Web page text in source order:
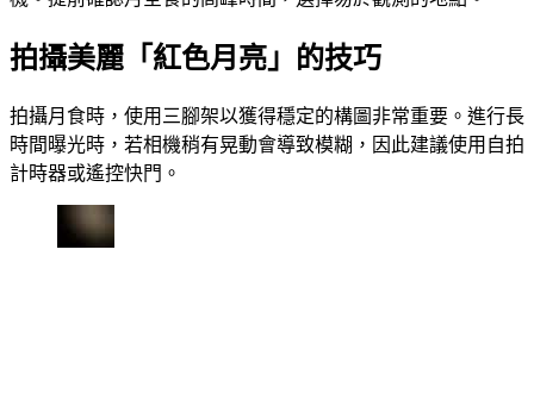
拍攝美麗「紅色月亮」的技巧
拍攝月食時，使用三腳架以獲得穩定的構圖非常重要。進行長
時間曝光時，若相機稍有晃動會導致模糊，因此建議使用自拍
計時器或遙控快門。